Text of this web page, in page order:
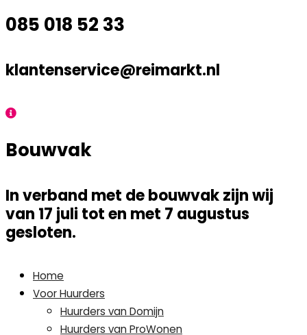
085 018 52 33
klantenservice@reimarkt.nl
Bouwvak
In verband met de bouwvak zijn wij
van 17 juli tot en met 7 augustus
gesloten.
Home
Voor Huurders
Huurders van Domijn
Huurders van ProWonen